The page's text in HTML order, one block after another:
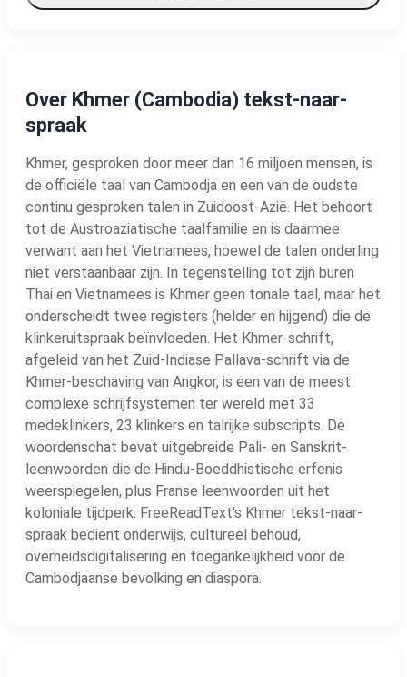
Over Khmer (Cambodia) tekst-naar-
spraak
Khmer, gesproken door meer dan 16 miljoen mensen, is
de officiële taal van Cambodja en een van de oudste
continu gesproken talen in Zuidoost-Azië. Het behoort
tot de Austroaziatische taalfamilie en is daarmee
verwant aan het Vietnamees, hoewel de talen onderling
niet verstaanbaar zijn. In tegenstelling tot zijn buren
Thai en Vietnamees is Khmer geen tonale taal, maar het
onderscheidt twee registers (helder en hijgend) die de
klinkeruitspraak beïnvloeden. Het Khmer-schrift,
afgeleid van het Zuid-Indiase Pallava-schrift via de
Khmer-beschaving van Angkor, is een van de meest
complexe schrijfsystemen ter wereld met 33
medeklinkers, 23 klinkers en talrijke subscripts. De
woordenschat bevat uitgebreide Pali- en Sanskrit-
leenwoorden die de Hindu-Boeddhistische erfenis
weerspiegelen, plus Franse leenwoorden uit het
koloniale tijdperk. FreeReadText's Khmer tekst-naar-
spraak bedient onderwijs, cultureel behoud,
overheidsdigitalisering en toegankelijkheid voor de
Cambodjaanse bevolking en diaspora.